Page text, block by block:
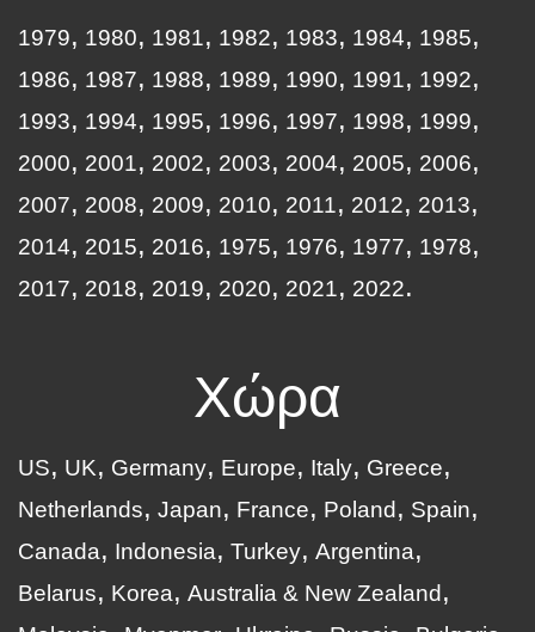
1979 1980 1981 1982 1983 1984
1985
1986
1987 1988 1989 1990 1991
1992
1993
1994 1995 1996 1997 1998
1999
2000
2001 2002 2003 2004 2005
2006
2007
2008 2009 2010 2011 2012
2013
2014
2015 2016 1975 1976 1977
1978
2017
2018 2019 2020 2021 2022
Χώρα
US UK Germany Europe Italy
Greece
Netherlands
Japan France Poland
Spain
Canada
Indonesia Turkey Argentina
Belarus
Korea
Australia & New Zealand